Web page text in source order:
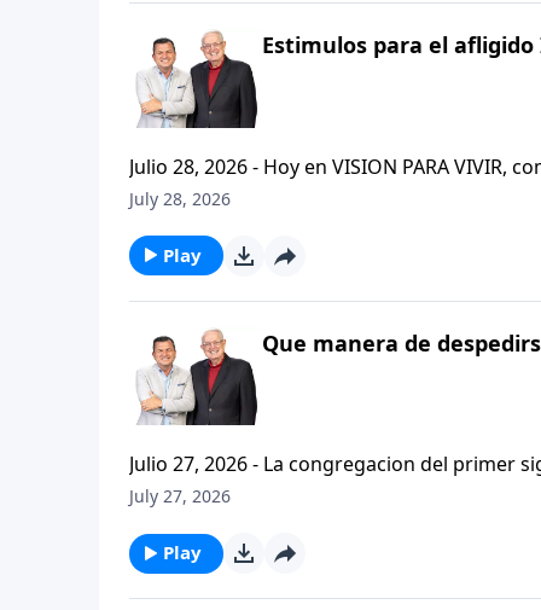
Estimulos para el afligido
Julio 28, 2026 - Hoy en VISION PARA
CRISTIANISMO FIRME: UN ESTUDIO DE 2
el pastor Carlos A. Zazueta titulo: "ESTIMULOS
July 28, 2026
Play
Que manera de
Julio 27, 2026 - La congregacion del primer
interpersonales cristianas y genuinas. Se afirmaban mutuamente. Daban cuentas de si mismos unos con
que significa desarrollar relaciones
July 27, 2026
Play